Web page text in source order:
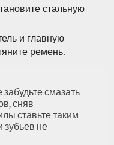
стальную
и главную
ремень.
смазать
сняв
ставьте таким
зубьев не